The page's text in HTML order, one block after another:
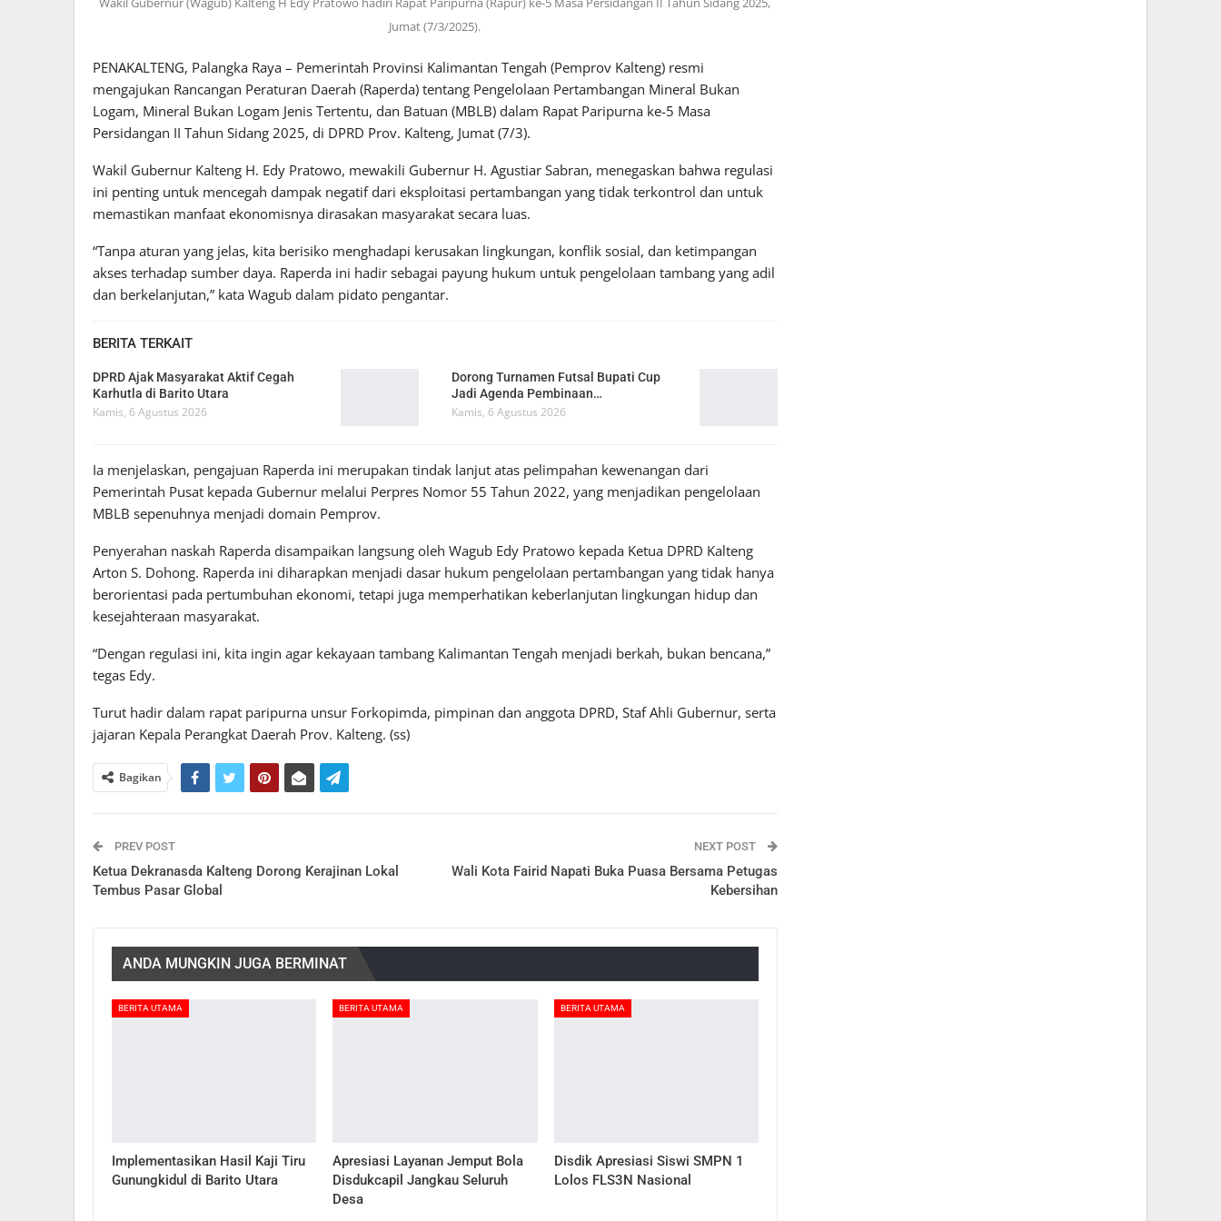
Jumat (7/3/2025).
PENAKALTENG, Palangka Raya – Pemerintah Provinsi Kalimantan Tengah (Pemprov Kalteng) resmi
mengajukan Rancangan Peraturan Daerah (Raperda) tentang Pengelolaan Pertambangan Mineral Bukan
Logam, Mineral Bukan Logam Jenis Tertentu, dan Batuan (MBLB) dalam Rapat Paripurna ke-5 Masa
Persidangan II Tahun Sidang 2025, di DPRD Prov. Kalteng, Jumat (7/3).
Wakil Gubernur Kalteng H. Edy Pratowo, mewakili Gubernur H. Agustiar Sabran, menegaskan bahwa regulasi
ini penting untuk mencegah dampak negatif dari eksploitasi pertambangan yang tidak terkontrol dan untuk
memastikan manfaat ekonomisnya dirasakan masyarakat secara luas.
“Tanpa aturan yang jelas, kita berisiko menghadapi kerusakan lingkungan, konflik sosial, dan ketimpangan
akses terhadap sumber daya. Raperda ini hadir sebagai payung hukum untuk pengelolaan tambang yang adil
dan berkelanjutan,” kata Wagub dalam pidato pengantar.
BERITA TERKAIT
DPRD Ajak Masyarakat Aktif Cegah
Karhutla di Barito Utara
Kamis, 6 Agustus 2026
Dorong Turnamen Futsal Bupati Cup
Jadi Agenda Pembinaan…
Kamis, 6 Agustus 2026
Ia menjelaskan, pengajuan Raperda ini merupakan tindak lanjut atas pelimpahan kewenangan dari
Pemerintah Pusat kepada Gubernur melalui Perpres Nomor 55 Tahun 2022, yang menjadikan pengelolaan
MBLB sepenuhnya menjadi domain Pemprov.
Penyerahan naskah Raperda disampaikan langsung oleh Wagub Edy Pratowo kepada Ketua DPRD Kalteng
Arton S. Dohong. Raperda ini diharapkan menjadi dasar hukum pengelolaan pertambangan yang tidak hanya
berorientasi pada pertumbuhan ekonomi, tetapi juga memperhatikan keberlanjutan lingkungan hidup dan
kesejahteraan masyarakat.
“Dengan regulasi ini, kita ingin agar kekayaan tambang Kalimantan Tengah menjadi berkah, bukan bencana,”
tegas Edy.
Turut hadir dalam rapat paripurna unsur Forkopimda, pimpinan dan anggota DPRD, Staf Ahli Gubernur, serta
jajaran Kepala Perangkat Daerah Prov. Kalteng. (ss)
Bagikan
PREV POST
Ketua Dekranasda Kalteng Dorong Kerajinan Lokal
Tembus Pasar Global
NEXT POST
Wali Kota Fairid Napati Buka Puasa Bersama Petugas
Kebersihan
ANDA MUNGKIN JUGA BERMINAT
BERITA UTAMA
Implementasikan Hasil Kaji Tiru
Gunungkidul di Barito Utara
BERITA UTAMA
Apresiasi Layanan Jemput Bola
Disdukcapil Jangkau Seluruh
Desa
BERITA UTAMA
Disdik Apresiasi Siswi SMPN 1
Lolos FLS3N Nasional